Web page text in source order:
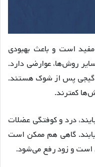
است و باعث بهبودی
روش‌ها، عوارضی دارد.
پس از شوک هستند.
کمترند.
درد و کوفتگی عضلات
گاهی هم ممکن است
است و زود رفع می‌شود.